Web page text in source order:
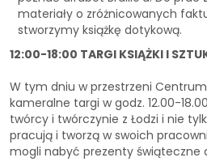
materiały o zróżnicowanych
stworzymy książkę dotykową.
12:00-18:00 TARGI KSIĄŻKI I
W tym dniu w przestrzeni
kameralne targi w godz. 12.00-
twórcy i twórczynie z Łodzi i nie
pracują i tworzą w swoich
mogli nabyć prezenty świąteczne